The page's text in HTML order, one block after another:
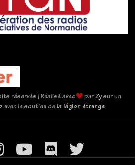
réservés | Réalisé avec parZysur un
avec le soutien de la légion étrange